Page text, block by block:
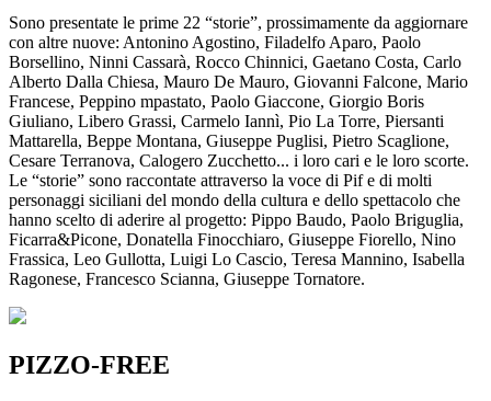
Sono presentate le prime 22 “storie”, prossimamente da aggiornare
con altre nuove: Antonino Agostino, Filadelfo Aparo, Paolo
Borsellino, Ninni Cassarà, Rocco Chinnici, Gaetano Costa, Carlo
Alberto Dalla Chiesa, Mauro De Mauro, Giovanni Falcone, Mario
Francese, Peppino mpastato, Paolo Giaccone, Giorgio Boris
Giuliano, Libero Grassi, Carmelo Iannì, Pio La Torre, Piersanti
Mattarella, Beppe Montana, Giuseppe Puglisi, Pietro Scaglione,
Cesare Terranova, Calogero Zucchetto... i loro cari e le loro scorte.
Le “storie” sono raccontate attraverso la voce di Pif e di molti
personaggi siciliani del mondo della cultura e dello spettacolo che
hanno scelto di aderire al progetto: Pippo Baudo, Paolo Briguglia,
Ficarra&Picone, Donatella Finocchiaro, Giuseppe Fiorello, Nino
Frassica, Leo Gullotta, Luigi Lo Cascio, Teresa Mannino, Isabella
Ragonese, Francesco Scianna, Giuseppe Tornatore.
PIZZO-FREE